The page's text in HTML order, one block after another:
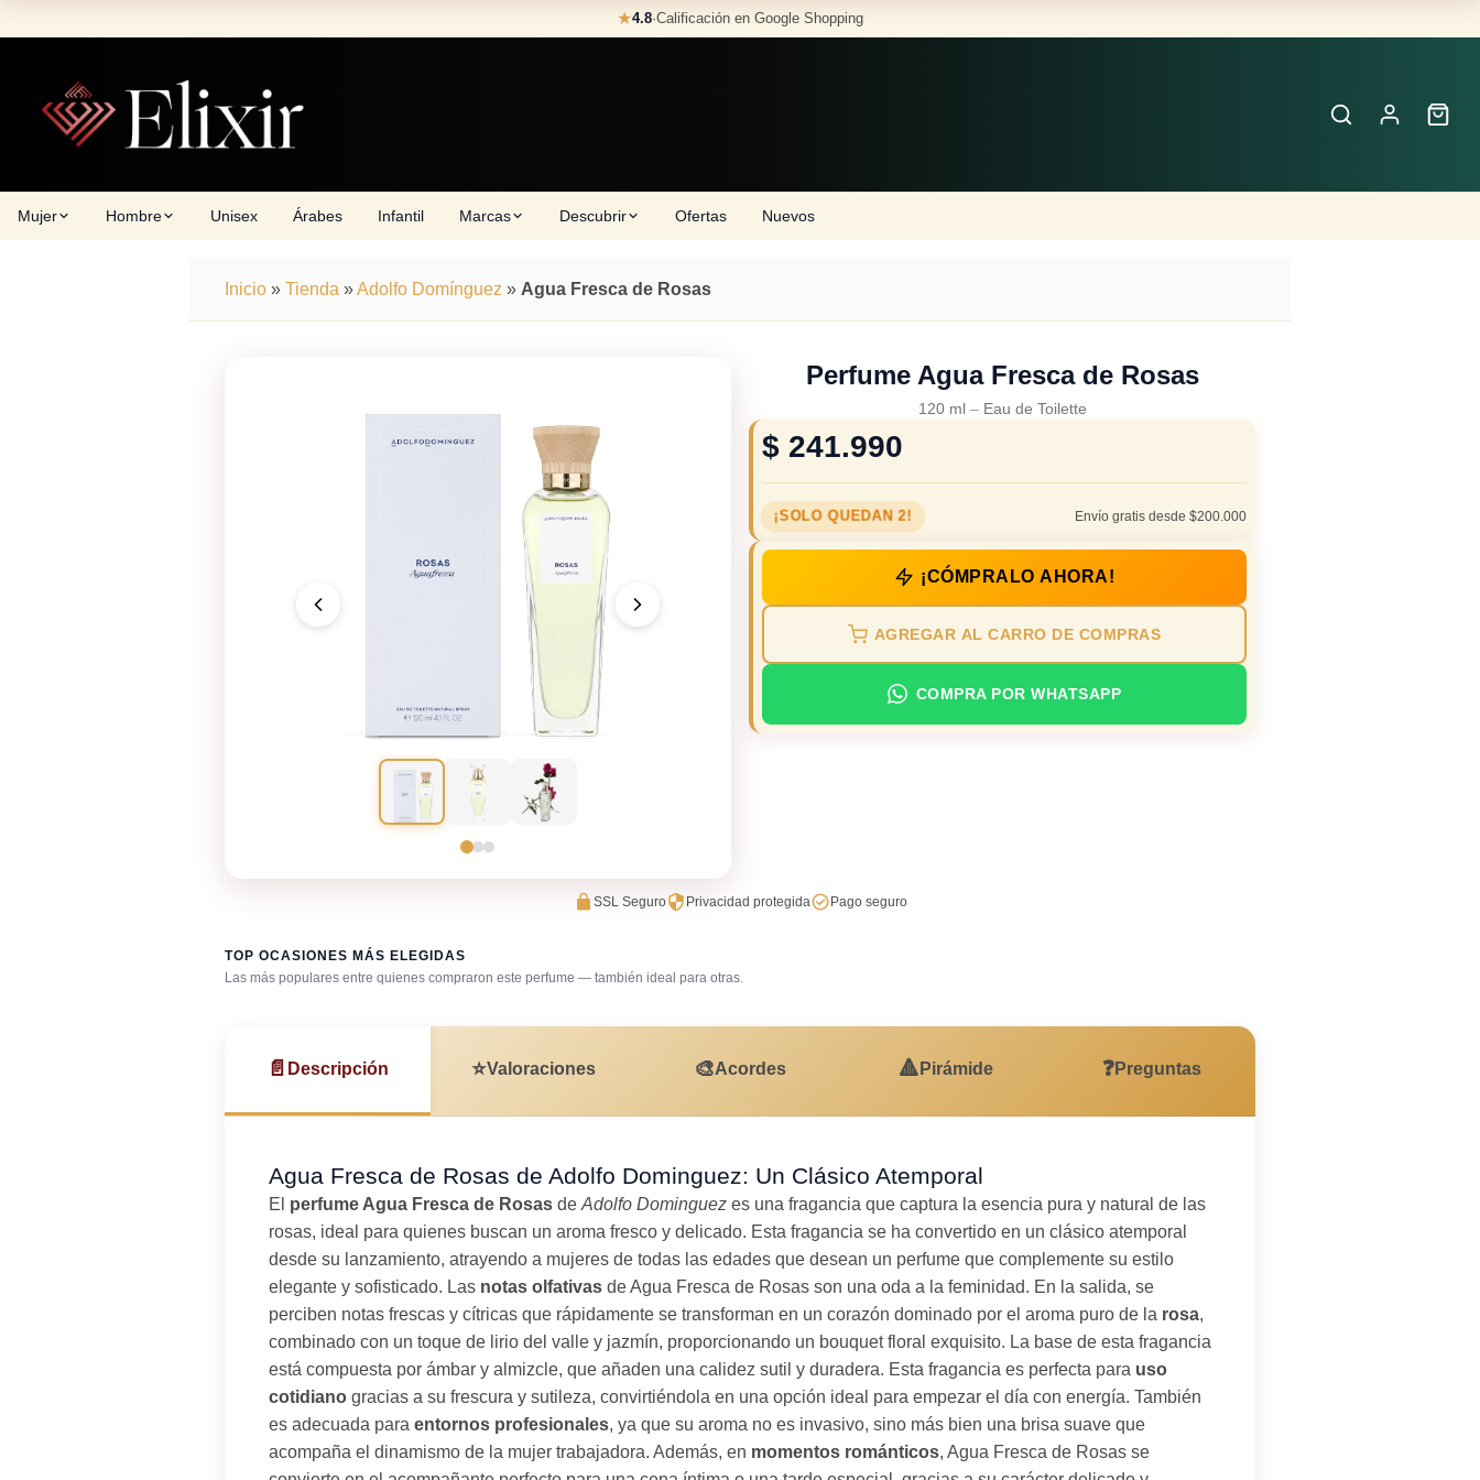
to
★4.8·Calificación en Google Shopping
Mujer Hombre Unisex Árabes Infantil Marcas Descubrir Ofertas Nuevos
Inicio » Tienda »Adolfo Domínguez » Agua Fresca de Rosas
Perfume Agua Fresca de Rosas
120 ml – Eau de Toilette
$ 241.990
¡SOLO QUEDAN 2! Envío gratis desde $200.000
¡CÓMPRALO AHORA!
AGREGAR AL CARRO DE COMPRAS
COMPRA POR WHATSAPP
SSL Seguro Privacidad protegida Pago seguro
TOP OCASIONES MÁS ELEGIDAS
Las más populares entre quienes compraron este perfume — también ideal para otras.
Después de la ducha Trabajo en oficina
📄 Descripción ⭐Valoraciones 🎨Acordes 🔺 Pirámide ❓Preguntas
Agua Fresca de Rosas de Adolfo Dominguez: Un Clásico Atemporal
El perfume Agua Fresca de Rosas de Adolfo Dominguez es una fragancia que captura la esencia pura y natural de las
rosas, ideal para quienes buscan un aroma fresco y delicado. Esta fragancia se ha convertido en un clásico atemporal
desde su lanzamiento, atrayendo a mujeres de todas las edades que desean un perfume que complemente su estilo
elegante y sofisticado. Las notas olfativas de Agua Fresca de Rosas son una oda a la feminidad. En la salida, se
perciben notas frescas y cítricas que rápidamente se transforman en un corazón dominado por el aroma puro de la rosa,
combinado con un toque de lirio del valle y jazmín, proporcionando un bouquet floral exquisito. La base de esta fragancia
está compuesta por ámbar y almizcle, que añaden una calidez sutil y duradera. Esta fragancia es perfecta para uso
cotidiano gracias a su frescura y sutileza, convirtiéndola en una opción ideal para empezar el día con energía. También
es adecuada para entornos profesionales, ya que su aroma no es invasivo, sino más bien una brisa suave que
acompaña el dinamismo de la mujer trabajadora. Además, en momentos románticos, Agua Fresca de Rosas se